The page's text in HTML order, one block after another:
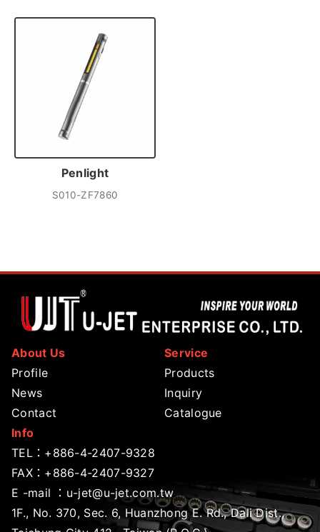
Penlight
S010-ZF7860
About Us
Profile
News
Contact
Service
Products
Inquiry
Catalogue
Info
TEL： +886-4-2407-9328
FAX：+886-4-2407-9327
E -mail ： u-jet@u-jet.com.tw
1F., No. 370, Sec. 6, Huanzhong E. Rd., Dali Dist.,